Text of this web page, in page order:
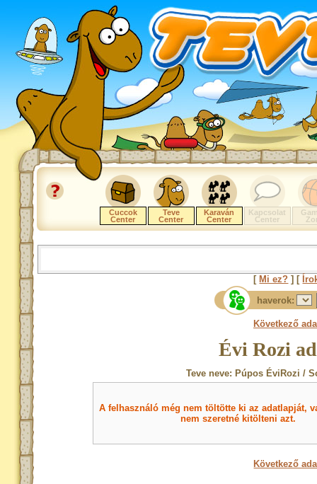
Cuccok
Center
Teve
Center
Karaván
Center
Kapcsolat
Center
[ Mi ez? ] [
haverok:
Következő
Évi Rozi
Teve neve: Púpos ÉviRozi /
A felhasználó még nem töltötte ki az adatlapját,
nem szeretné kitölteni azt.
Következő